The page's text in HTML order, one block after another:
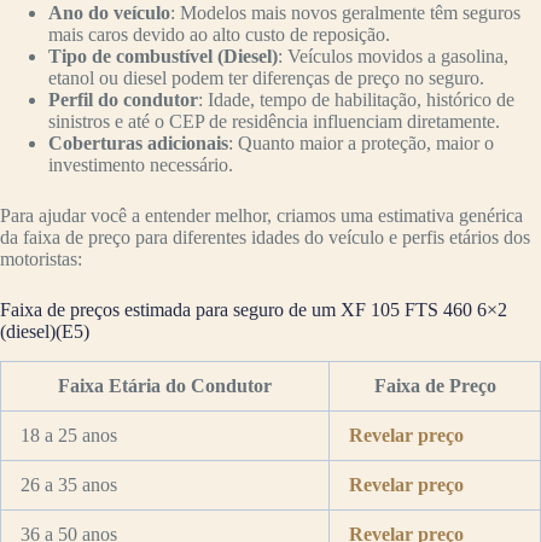
Ano do veículo: Modelos mais novos geralmente têm seguros
mais caros devido ao alto custo de reposição.
Tipo de combustível (Diesel): Veículos movidos a gasolina,
etanol ou diesel podem ter diferenças de preço no seguro.
Perfil do condutor: Idade, tempo de habilitação, histórico de
sinistros e até o CEP de residência influenciam diretamente.
Coberturas adicionais: Quanto maior a proteção, maior o
investimento necessário.
Para ajudar você a entender melhor, criamos uma estimativa genérica
da faixa de preço para diferentes idades do veículo e perfis etários dos
motoristas:
Faixa de preços estimada para seguro de um XF 105 FTS 460 6×2
(diesel)(E5)
Faixa Etária do Condutor Faixa de Preço
18 a 25 anos Revelar preço
26 a 35 anos Revelar preço
36 a 50 anos Revelar preço